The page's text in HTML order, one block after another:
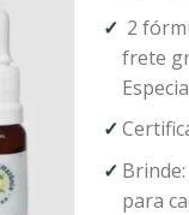
2
frete
para